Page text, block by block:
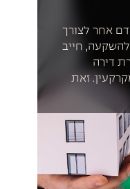
אחר לצורך
להשקעה, חייב
דירה
זאת